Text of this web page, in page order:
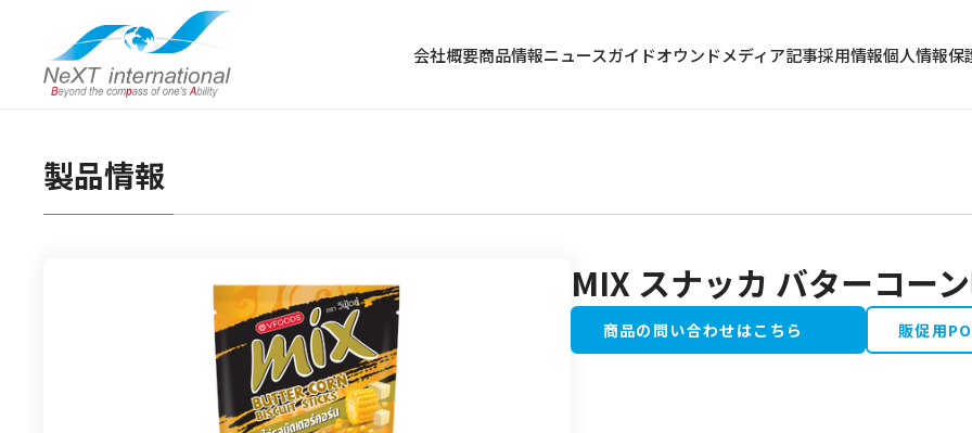
会社概要商品情報ニュースガイドオウンドメディア記事採用情報個人情報保
冷凍野菜・果物
冷蔵食品
水産加工品
製品情報
MIX スナッカ バターコー
商品の問い合わせはこちら 販促用